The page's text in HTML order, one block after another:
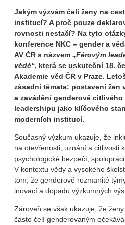
Jakým výzvám čelí ženy na
institucí? A proč pouze
rovnosti nestačí? Na tyto
konference NKC – gender a
AV ČR s názvem „Férovým
vědě“, která se uskuteční 18.
Akademie věd ČR v Praze.
zásadní témata: postavení žen
a zavádění genderově
leadershipu jako klíčového
moderních institucí.
Současný výzkum ukazuje, že
na otevřenosti, uznání a citlivosti
psychologické bezpečí,
V kontextu vědy a vysokého
tom, že genderově rozmanité
inovací a dopadu výzkumných
Zároveň se však ukazuje, že
často čelí genderovaným